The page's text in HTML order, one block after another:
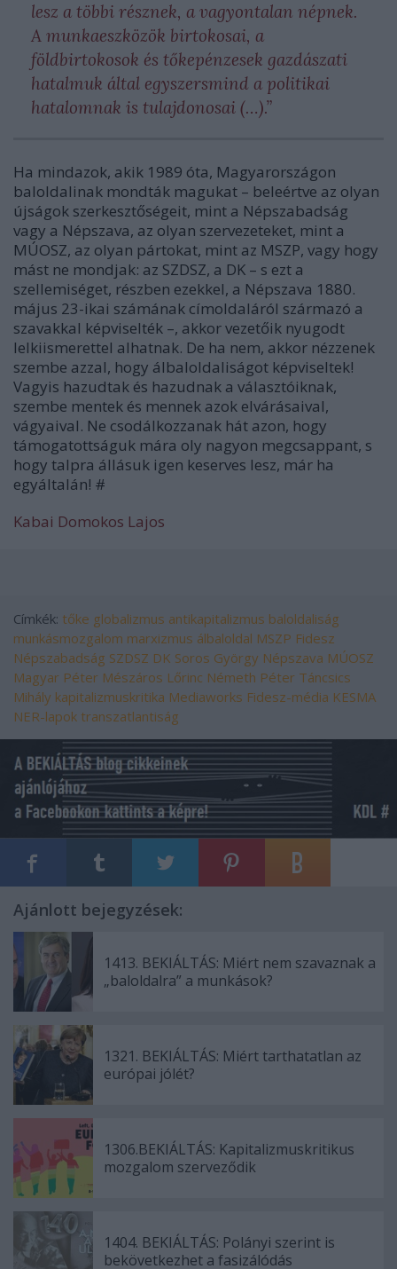
lesz a többi résznek, a vagyontalan népnek.
A munkaeszközök birtokosai, a
földbirtokosok és tőkepénzesek gazdászati
hatalmuk által egyszersmind a politikai
hatalomnak is tulajdonosai (…).”
Ha mindazok, akik 1989 óta, Magyarországon
baloldalinak mondták magukat – beleértve az olyan
újságok szerkesztőségeit, mint a Népszabadság
vagy a Népszava, az olyan szervezeteket, mint a
MÚOSZ, az olyan pártokat, mint az MSZP, vagy hogy
mást ne mondjak: az SZDSZ, a DK – s ezt a
szellemiséget, részben ezekkel, a Népszava 1880.
május 23-ikai számának címoldaláról származó a
szavakkal képviselték –, akkor vezetőik nyugodt
lelkiismerettel alhatnak. De ha nem, akkor nézzenek
szembe azzal, hogy álbaloldaliságot képviseltek!
Vagyis hazudtak és hazudnak a választóiknak,
szembe mentek és mennek azok elvárásaival,
vágyaival. Ne csodálkozzanak hát azon, hogy
támogatottságuk mára oly nagyon megcsappant, s
hogy talpra állásuk igen keserves lesz, már ha
egyáltalán! #
Kabai Domokos Lajos
Címkék: tőke globalizmus antikapitalizmus baloldaliság
munkásmozgalom marxizmus álbaloldal MSZP Fidesz
Népszabadság SZDSZ DK Soros György Népszava MÚOSZ
Magyar Péter Mészáros Lőrinc Németh Péter Táncsics
Mihály kapitalizmuskritika Mediaworks Fidesz-média KESMA
NER-lapok transzatlantiság
Ajánlott bejegyzések:
1413. BEKIÁLTÁS: Miért nem szavaznak a
„baloldalra” a munkások?
1321. BEKIÁLTÁS: Miért tarthatatlan az
európai jólét?
1306.BEKIÁLTÁS: Kapitalizmuskritikus
mozgalom szerveződik
1404. BEKIÁLTÁS: Polányi szerint is
bekövetkezhet a fasizálódás